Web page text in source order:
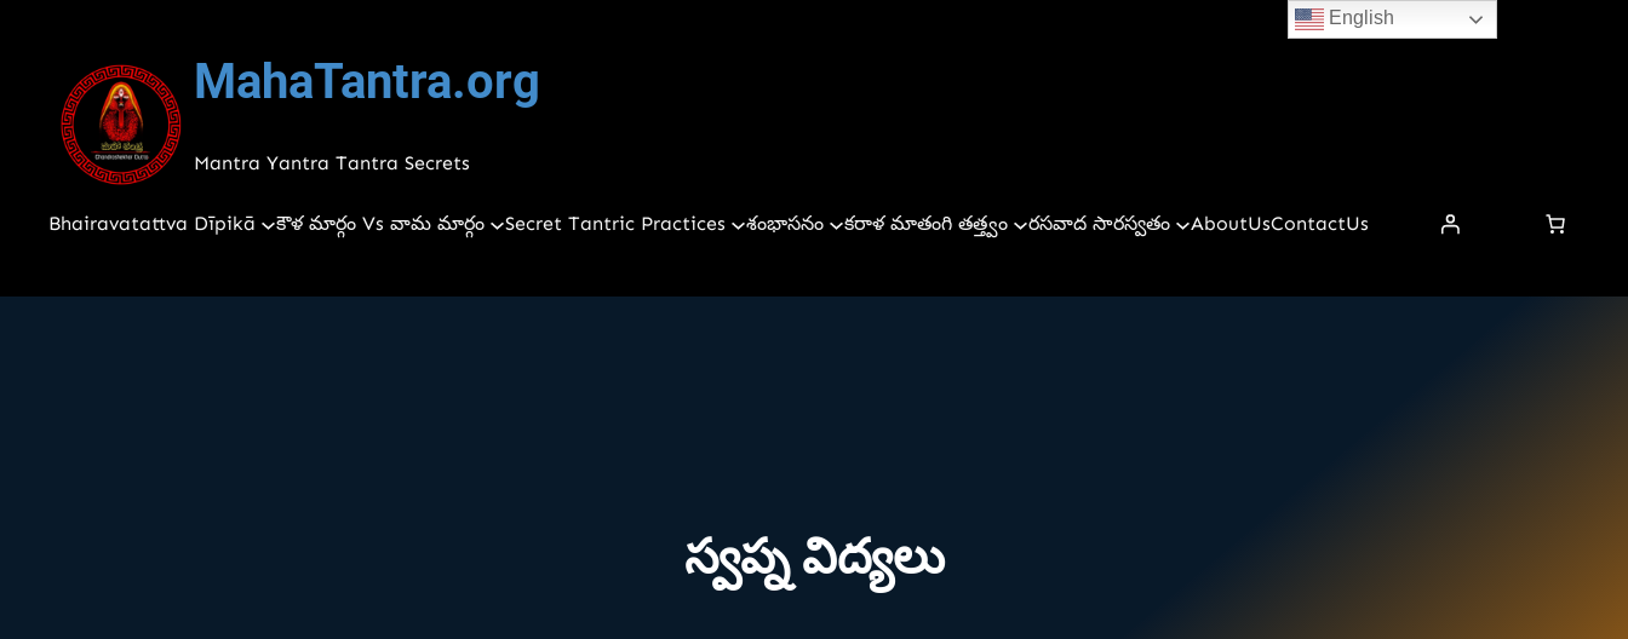
content
MahaTantra.org
Mantra Yantra Tantra Secrets
Bhairavatattva Dīpikā కౌళ మార్గం Vs వామ మార్గం Secret Tantric Practices శంభాసనం కరాళ మాతంగి తత్త్వం రసవాద సారస్వతం AboutUsContactUs
స్వప్న విద్యలు
English